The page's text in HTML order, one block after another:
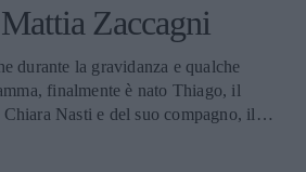
Zaccagni
durante la gravidanza e qualche
finalmente è nato Thiago, il
Nasti e del suo compagno, il
coppia.